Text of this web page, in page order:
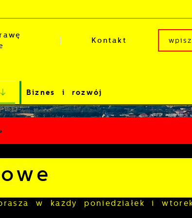
Kontakt
Biznes i rozwój
w każdy poniedziałek i